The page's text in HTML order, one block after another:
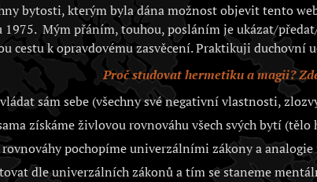
bytosti, kterým byla dána možnost objevit tento
1975. Mým přáním, touhou, posláním je ukázat/
cestu k opravdovému zasvěcení. Praktikuji duchovní
Proč studovat hermetiku a magii?
sám sebe (všechny své negativní vlastnosti,
získáme živlovou rovnováhu všech svých bytí
pochopíme univerzálními zákony a
dle univerzálních zákonů a tím se staneme